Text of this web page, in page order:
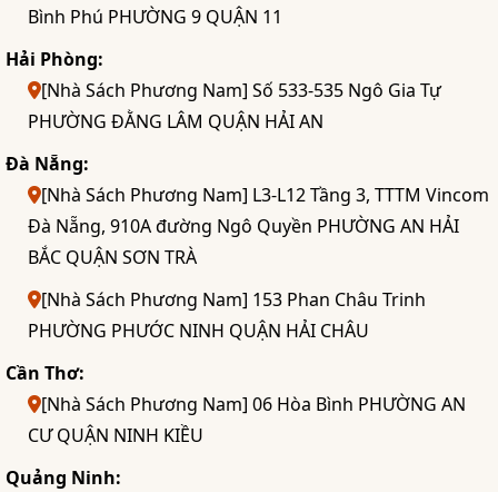
Bình Phú PHƯỜNG 9 QUẬN 11
Hải Phòng:
[Nhà Sách Phương Nam] Số 533-535 Ngô Gia Tự
PHƯỜNG ĐẰNG LÂM QUẬN HẢI AN
Đà Nẵng:
[Nhà Sách Phương Nam] L3-L12 Tầng 3, TTTM Vincom
Đà Nẵng, 910A đường Ngô Quyền PHƯỜNG AN HẢI
BẮC QUẬN SƠN TRÀ
[Nhà Sách Phương Nam] 153 Phan Châu Trinh
PHƯỜNG PHƯỚC NINH QUẬN HẢI CHÂU
Cần Thơ:
[Nhà Sách Phương Nam] 06 Hòa Bình PHƯỜNG AN
CƯ QUẬN NINH KIỀU
Quảng Ninh: